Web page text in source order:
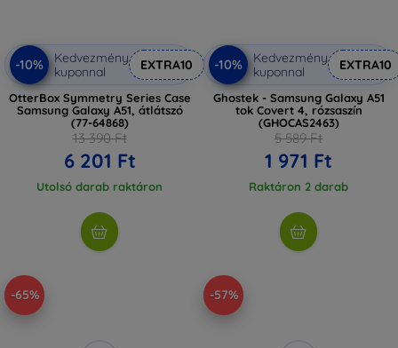
-10%
Kedvezmény
kuponnal
EXTRA10
OtterBox Symmetry Series Case
Samsung Galaxy A51, átlátszó
(77-64868)
13 390 Ft
6 201 Ft
Utolsó darab raktáron
-10%
Kedvezmény
kuponnal
EXTRA10
Ghostek - Samsung Galaxy A51
tok Covert 4, rózsaszín
(GHOCAS2463)
5 589 Ft
1 971 Ft
Raktáron 2 darab
-65% -57%